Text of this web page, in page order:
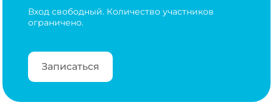
Вход свободный. Количество участников
ограничено.
Записаться